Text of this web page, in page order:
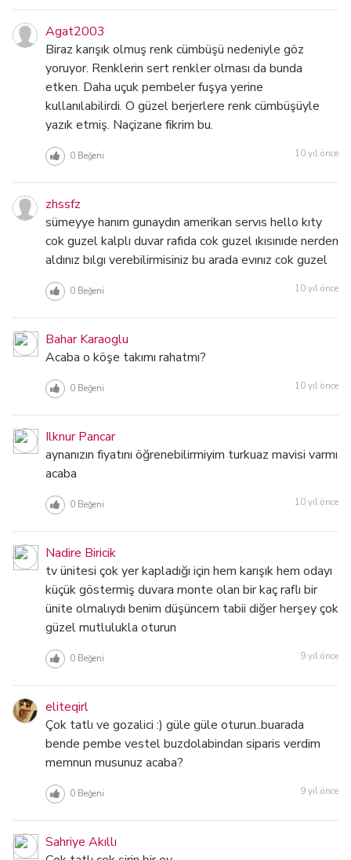
Agat2003
Biraz karışık olmuş renk cümbüşü nedeniyle göz
yoruyor. Renklerin sert renkler olması da bunda
etken. Daha uçuk pembeler fuşya yerine
kullanılabilirdi. O güzel berjerlere renk cümbüşüyle
yazık etmiş. Naçizane fikrim bu.
0Beğeni 10 yıl önce
zhssfz
sümeyye hanım gunaydın amerikan servıs hello kıty
cok guzel kalplı duvar rafıda cok guzel ıkısınıde nerden
aldınız bılgı verebilirmisiniz bu arada evınız cok guzel
0Beğeni 10 yıl önce
Bahar Karaoglu
Acaba o köşe takımı rahatmı?
0Beğeni 10 yıl önce
Ilknur Pancar
aynanızın fiyatını öğrenebilirmiyim turkuaz mavisi varmı
acaba
0Beğeni 10 yıl önce
Nadire Biricik
tv ünitesi çok yer kapladığı için hem karışık hem odayı
küçük göstermiş duvara monte olan bir kaç raflı bir
ünite olmalıydı benim düşüncem tabii diğer herşey çok
güzel mutlulukla oturun
0Beğeni 9 yıl önce
eliteqirl
Çok tatlı ve gozalici :) güle güle oturun..buarada
bende pembe vestel buzdolabindan siparis verdim
memnun musunuz acaba?
0Beğeni 9 yıl önce
Sahriye Akıllı